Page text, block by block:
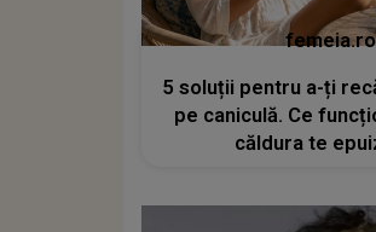
femeia.ro
5 soluții pentru a-ți
pe caniculă. Ce
căldura te